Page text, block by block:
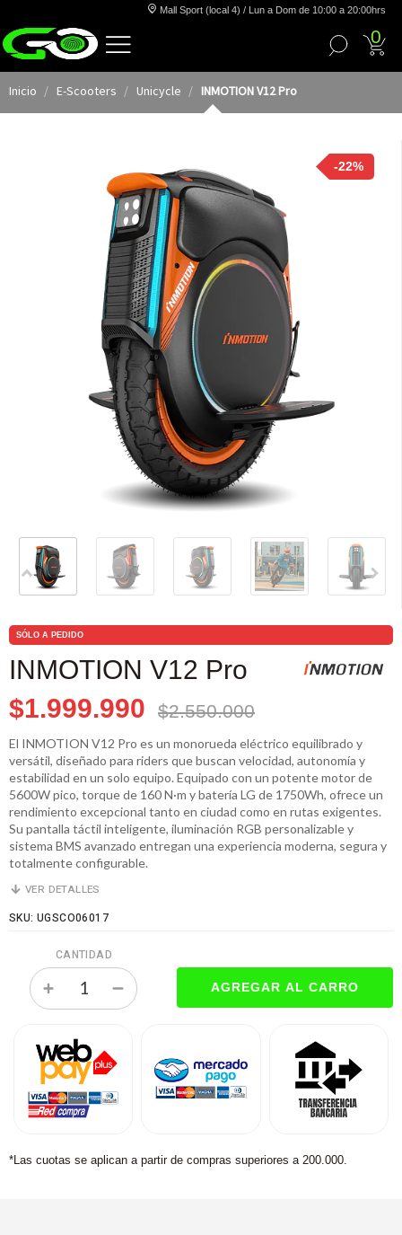
Mall Sport (local 4) / Lun a Dom de 10:00 a 20:00hrs
0
Inicio E-Scooters Unicycle INMOTION V12 Pro
-22%
SÓLO A PEDIDO
INMOTION V12 Pro
$1.999.990
$2.550.000
El INMOTION V12 Pro es un monorueda eléctrico equilibrado y
versátil, diseñado para riders que buscan velocidad, autonomía y
estabilidad en un solo equipo. Equipado con un potente motor de
5600W pico, torque de 160 N·m y batería LG de 1750Wh, ofrece un
rendimiento excepcional tanto en ciudad como en rutas exigentes.
Su pantalla táctil inteligente, iluminación RGB personalizable y
sistema BMS avanzado entregan una experiencia moderna, segura y
totalmente configurable.
VER DETALLES
SKU: UGSCO06017
CANTIDAD
*Las cuotas se aplican a partir de compras superiores a 200.000.